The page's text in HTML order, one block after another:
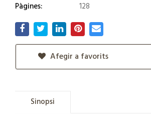
Pàgines:
128
Afegir a favorits
Sinopsi